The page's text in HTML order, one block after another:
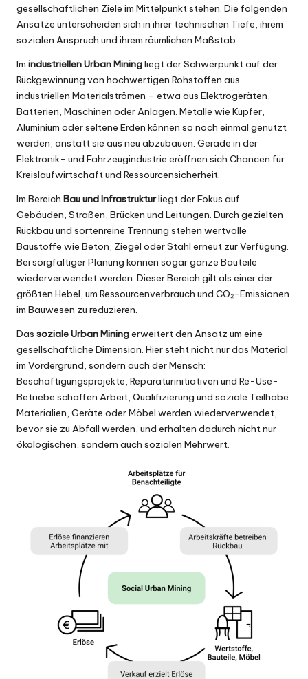
gesellschaftlichen Ziele im Mittelpunkt stehen. Die folgenden
Ansätze unterscheiden sich in ihrer technischen Tiefe, ihrem
sozialen Anspruch und ihrem räumlichen Maßstab:
Im industriellen Urban Miningliegt der Schwerpunkt auf der
Rückgewinnung von hochwertigen Rohstoffen aus
industriellen Materialströmen – etwa aus Elektrogeräten,
Batterien, Maschinen oder Anlagen. Metalle wie Kupfer,
Aluminium oder seltene Erden können so noch einmal genutzt
werden, anstatt sie aus neu abzubauen. Gerade in der
Elektronik- und Fahrzeugindustrie eröffnen sich Chancen für
Kreislaufwirtschaft und Ressourcensicherheit.
Im Bereich Bau und Infrastrukturliegt der Fokus auf
Gebäuden, Straßen, Brücken und Leitungen. Durch gezielten
Rückbau und sortenreine Trennung stehen wertvolle
Baustoffe wie Beton, Ziegel oder Stahl erneut zur Verfügung.
Bei sorgfältiger Planung können sogar ganze Bauteile
wiederverwendet werden. Dieser Bereich gilt als einer der
größten Hebel, um Ressourcenverbrauch und CO₂-Emissionen
im Bauwesen zu reduzieren.
Das soziale Urban Miningerweitert den Ansatz um eine
gesellschaftliche Dimension. Hier steht nicht nur das Material
im Vordergrund, sondern auch der Mensch:
Beschäftigungsprojekte, Reparaturinitiativen und Re-Use-
Betriebe schaffen Arbeit, Qualifizierung und soziale Teilhabe.
Materialien, Geräte oder Möbel werden wiederverwendet,
bevor sie zu Abfall werden, und erhalten dadurch nicht nur
ökologischen, sondern auch sozialen Mehrwert.